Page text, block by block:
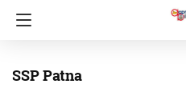
SSP Patna